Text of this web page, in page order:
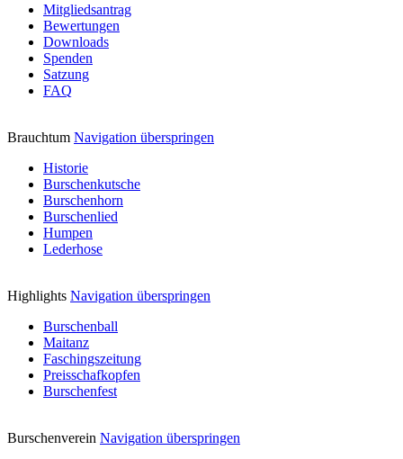
Mitgliedsantrag
Bewertungen
Downloads
Spenden
Satzung
FAQ
Brauchtum Navigation überspringen
Historie
Burschenkutsche
Burschenhorn
Burschenlied
Humpen
Lederhose
Highlights Navigation überspringen
Burschenball
Maitanz
Faschingszeitung
Preisschafkopfen
Burschenfest
Burschenverein Navigation überspringen